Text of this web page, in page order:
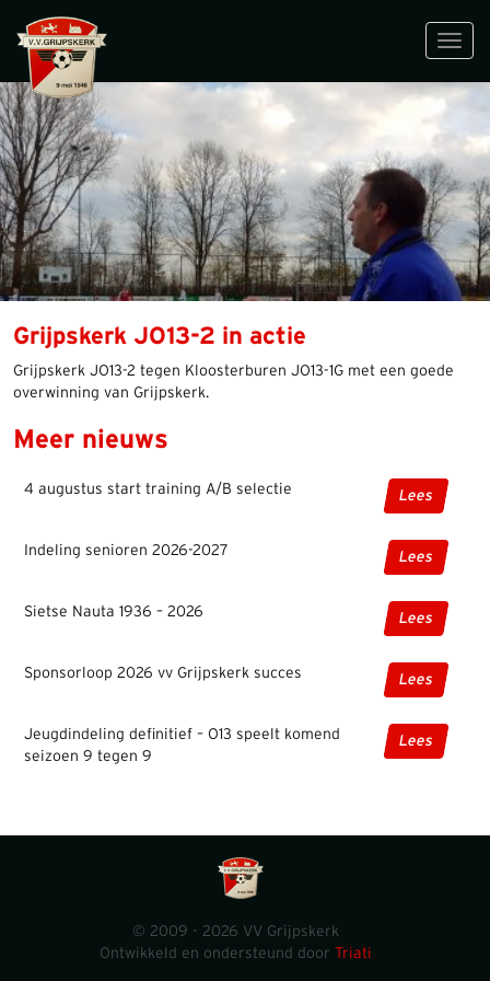
Grijpskerk JO13-2 in actie
Grijpskerk JO13-2 tegen Kloosterburen JO13-1G met een goede
overwinning van Grijpskerk.
Meer nieuws
4 augustus start training A/B selectie Lees
Indeling senioren 2026-2027 Lees
Sietse Nauta 1936 – 2026 Lees
Sponsorloop 2026 vv Grijpskerk succes Lees
Jeugdindeling definitief – O13 speelt komend
seizoen 9 tegen 9
Lees
© 2009 - 2026 VV Grijpskerk
Ontwikkeld en ondersteund door Triati